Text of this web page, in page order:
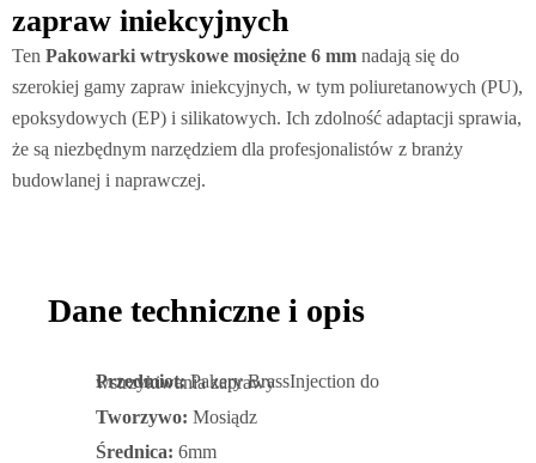
zapraw iniekcyjnych
Ten Pakowarki wtryskowe mosiężne 6 mm nadają się do
szerokiej gamy zapraw iniekcyjnych, w tym poliuretanowych (PU),
epoksydowych (EP) i silikatowych. Ich zdolność adaptacji sprawia,
że są niezbędnym narzędziem dla profesjonalistów z branży
budowlanej i naprawczej.
Dane techniczne i opis
Przedmiot:
Pakery BrassInjection do wstrzykiwania zaprawy
Tworzywo: Mosiądz
Średnica: 6mm